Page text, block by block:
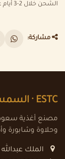
الشحن خلال 2-3 أيام عمل
مشاركة:
ESTC ·
مصنع أغذية
وحلاوة وشابورة
الملك